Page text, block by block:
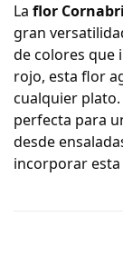
La flor
gran
de colores que
rojo, esta flor
cualquier
perfecta para
desde
incorporar